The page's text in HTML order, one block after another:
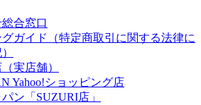
合窓口
ガイド（特定商取引に関する法律に
実店舗）
Yahoo!ショッピング店
ン「SUZURI店」